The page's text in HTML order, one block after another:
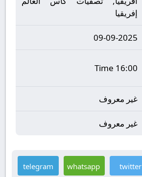
إفريقيا
09-09-2025
16:00 Time
غير معروف
غير معروف
twitter
whatsapp
telegram